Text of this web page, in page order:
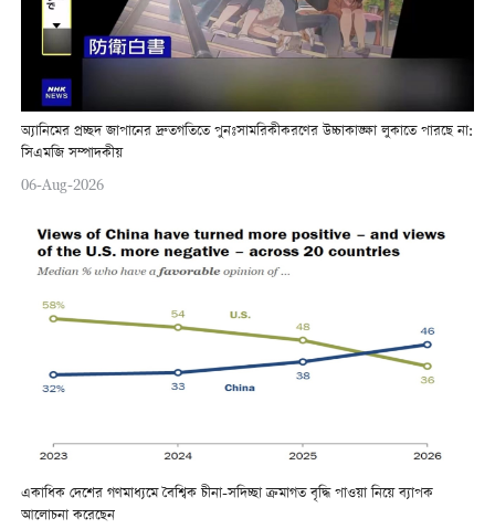
অ্যানিমের প্রচ্ছদ জাপানের দ্রুতগতিতে পুনঃসামরিকীকরণের উচ্চাকাঙ্ক্ষা লুকাতে পারছে না:
সিএমজি সম্পাদকীয়
06-Aug-2026
একাধিক দেশের গণমাধ্যমে বৈশ্বিক চীনা-সদিচ্ছা ক্রমাগত বৃদ্ধি পাওয়া নিয়ে ব্যাপক
আলোচনা করেছেন